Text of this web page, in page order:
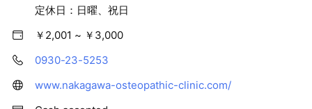
定休日：日曜、祝日
￥2,001 ~ ￥3,000
0930-23-5253
www.nakagawa-osteopathic-clinic.com/